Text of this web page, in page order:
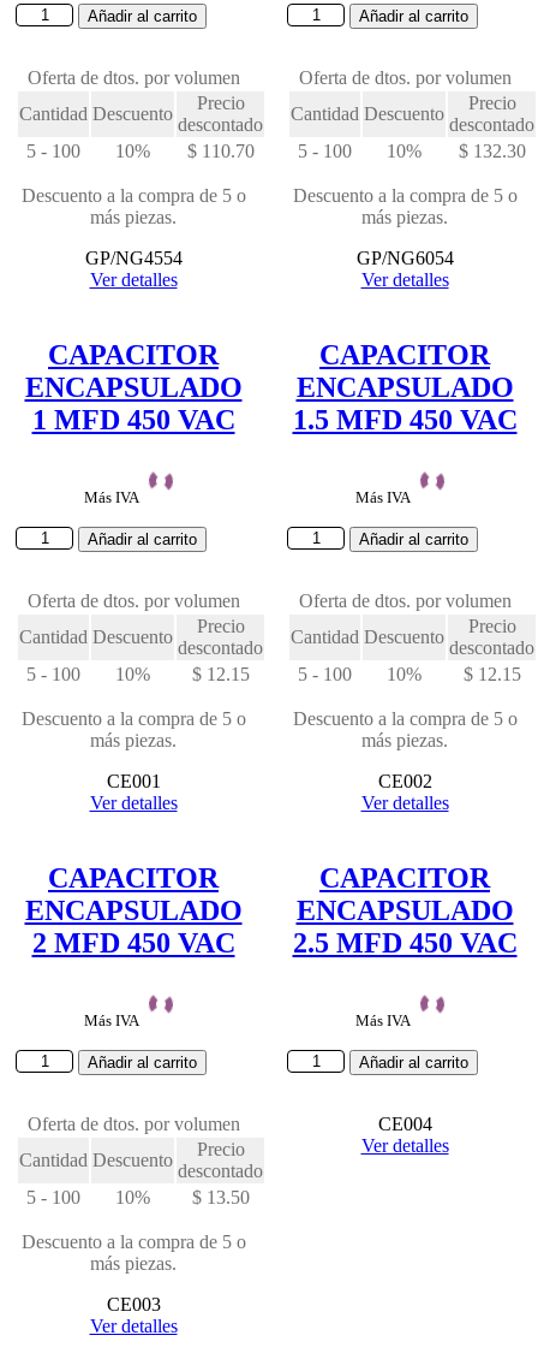
CAPACITOR
440VAC
cantidad
Añadir al carrito
Oferta de dtos. por volumen
Cantidad Descuento
Precio
descontado
5 - 100
10% $110.70
Descuento a la compra de 5 o
más piezas.
GP/NG4554
Ver detalles
CAPACITOR
440VAC
cantidad
Añadir al carrito
Oferta de dtos. por volumen
Cantidad Descuento
Precio
descontado
5 - 100
10% $132.30
Descuento a la compra de 5 o
más piezas.
GP/NG6054
Ver detalles
CAPACITOR
ENCAPSULADO
1 MFD 450 VAC
Más IVA
CAPACITOR
ENCAPSULADO
MFD
VAC
cantidad
Añadir al carrito
Oferta de dtos. por volumen
Cantidad Descuento
Precio
descontado
5 - 100
10% $12.15
Descuento a la compra de 5 o
más piezas.
CE001
Ver detalles
CAPACITOR
ENCAPSULADO
1.5 MFD 450 VAC
Más IVA
CAPACITOR
ENCAPSULADO
MFD
VAC
cantidad
Añadir al carrito
Oferta de dtos. por volumen
Cantidad Descuento
Precio
descontado
5 - 100
10% $12.15
Descuento a la compra de 5 o
más piezas.
CE002
Ver detalles
CAPACITOR
ENCAPSULADO
2 MFD 450 VAC
Más IVA
CAPACITOR
ENCAPSULADO
MFD
VAC
cantidad
Añadir al carrito
Oferta de dtos. por volumen
Cantidad Descuento
Precio
descontado
5 - 100
10% $13.50
Descuento a la compra de 5 o
más piezas.
CE003
Ver detalles
CAPACITOR
ENCAPSULADO
2.5 MFD 450 VAC
Más IVA
CAPACITOR
ENCAPSULADO
Añadir al carrito
CE004
Ver detalles